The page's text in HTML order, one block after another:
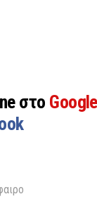
στο